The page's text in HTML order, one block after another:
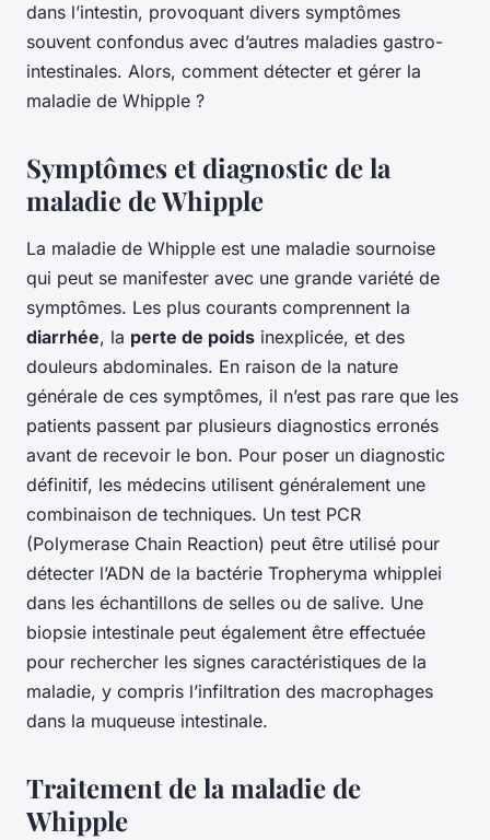
dans l’intestin, provoquant divers symptômes
souvent confondus avec d’autres maladies gastro-
intestinales. Alors, comment détecter et gérer la
maladie de Whipple ?
Symptômes et diagnostic de la
maladie de Whipple
La maladie de Whipple est une maladie sournoise
qui peut se manifester avec une grande variété de
symptômes. Les plus courants comprennent la
diarrhée, la perte de poids inexplicée, et des
douleurs abdominales. En raison de la nature
générale de ces symptômes, il n’est pas rare que les
patients passent par plusieurs diagnostics erronés
avant de recevoir le bon. Pour poser un diagnostic
définitif, les médecins utilisent généralement une
combinaison de techniques. Un test PCR
(Polymerase Chain Reaction) peut être utilisé pour
détecter l’ADN de la bactérie Tropheryma whipplei
dans les échantillons de selles ou de salive. Une
biopsie intestinale peut également être effectuée
pour rechercher les signes caractéristiques de la
maladie, y compris l’infiltration des macrophages
dans la muqueuse intestinale.
Traitement de la maladie de
Whipple